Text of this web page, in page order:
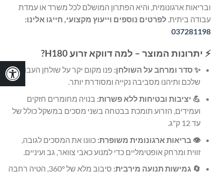
ובריאות ארגונומית, והיא הפתרון המושלם לכל משרד או עמדת
עבודה ביתית. לפרטים נוספים וייעוץ מקצועי, חייגו אלינו:
037281198
⚡ יתרונות המוצר – למה דווקא זרוע H180?
✨ סדר ומרחב על השולחן: פנו מקום יקר על שולחן העבודה
שלכם ותיהנו מסביבה נקייה ומסודרת יותר.
💪 יציבות ובטיחות ללא פשרות: בנויה מחומרים חזקים
ועמידים, הזרוע תומכת בבטחה בשני מסכים במשקל כולל של
עד 12 ק"ג.
👁️ בריאות ארגונומית משופרת: כוונו את המסכים לגובה,
זווית ומרחק אופטימליים כדי למנוע כאבי צוואר, גב ועיניים.
🔄 גמישות תנועה מירבית:
סיבוב מלא של 360°, הטיה רחבה